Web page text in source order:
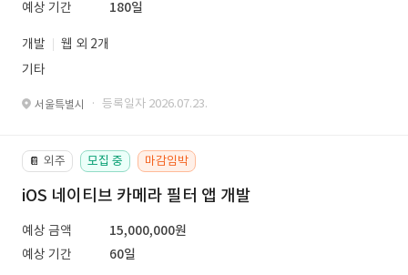
예상 기간
180일
개발
웹 외 2개
기타
서울특별시 · 등록일자 2026.07.23.
📔 외주 모집 중 마감임박
iOS 네이티브 카메라 필터 앱 개발
예상 금액
15,000,000원
예상 기간
60일